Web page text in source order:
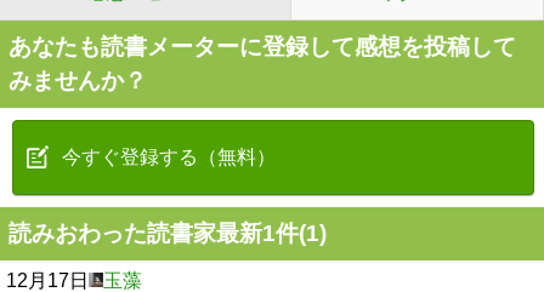
あなたも読書メーターに登録して感想を投稿して
みませんか？
今すぐ登録する（無料）
読みおわった読書家最新1件(1)
12月17日 玉藻